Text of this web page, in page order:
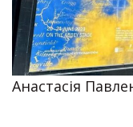
Анастасія